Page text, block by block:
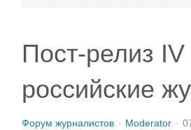
Пост-релиз
российские
Форум журналистов Moderator